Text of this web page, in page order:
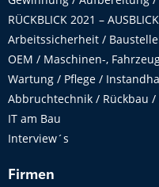
RÜCKBLICK 2021 –
Arbeitssicherheit /
OEM / Maschinen-,
Wartung / Pflege /
Abbruchtechnik / Rückbau /
IT am Bau
Interview´s
Firmen